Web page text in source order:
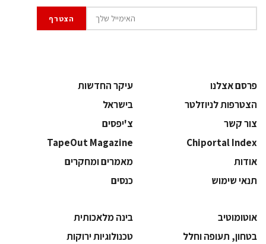
פרסם אצלנו
עיקר החדשות
הצטרפות לניוזלטר
בישראל
צור קשר
צ'יפסים
Chiportal Index
TapeOut Magazine
אודות
מאמרים ומחקרים
תנאי שימוש
כנסים
אוטומוטיב
בינה מלאכותית
בטחון, תעופה וחלל
‫טכנולוגיות ירוקות‬